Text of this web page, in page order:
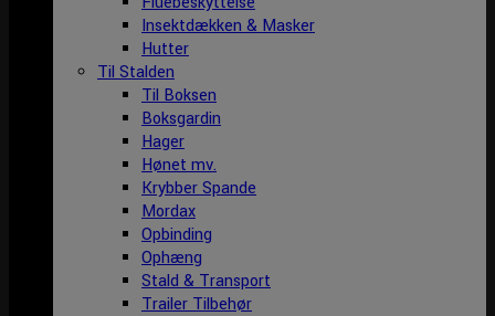
Insektdækken & Masker
Hutter
Til Stalden
Til Boksen
Boksgardin
Hager
Hønet mv.
Krybber Spande
Mordax
Opbinding
Ophæng
Stald & Transport
Trailer Tilbehør